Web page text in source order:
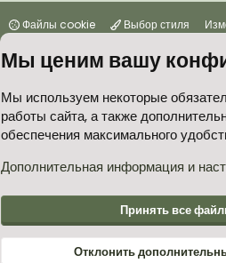
Файлы cookie Выбор стиля
Условия и правила
Политика в отношении обработки
Согласие на обработку персональных
R
Community platform by XenForo ® ©
Мы ценим вашу
Мы используем некоторые
работы сайта, а также
обеспечения максимального
Дополнительная информация и
Принять все
Отклонить